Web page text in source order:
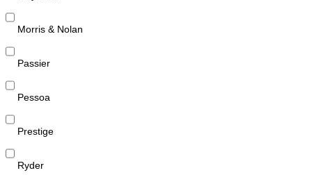
Morris & Nolan
Passier
Pessoa
Prestige
Ryder